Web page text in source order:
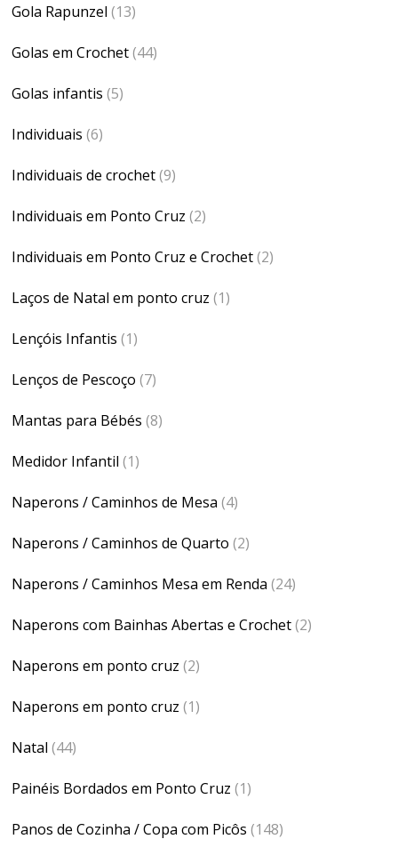
Gola Rapunzel (13)
Golas em Crochet(44)
Golas infantis (5)
Individuais (6)
Individuais de crochet(9)
Individuais em Ponto Cruz (2)
Individuais em Ponto Cruz e Crochet(2)
Laços de Natal em ponto cruz (1)
Lençóis Infantis (1)
Lenços de Pescoço (7)
Mantas para Bébés (8)
Medidor Infantil (1)
Naperons / Caminhos de Mesa (4)
Naperons / Caminhos de Quarto (2)
Naperons / Caminhos Mesa em Renda (24)
Naperons com Bainhas Abertas e Crochet(2)
Naperons em ponto cruz (2)
Naperons em ponto cruz (1)
Natal (44)
Painéis Bordados em Ponto Cruz (1)
Panos de Cozinha / Copa com Picôs (148)